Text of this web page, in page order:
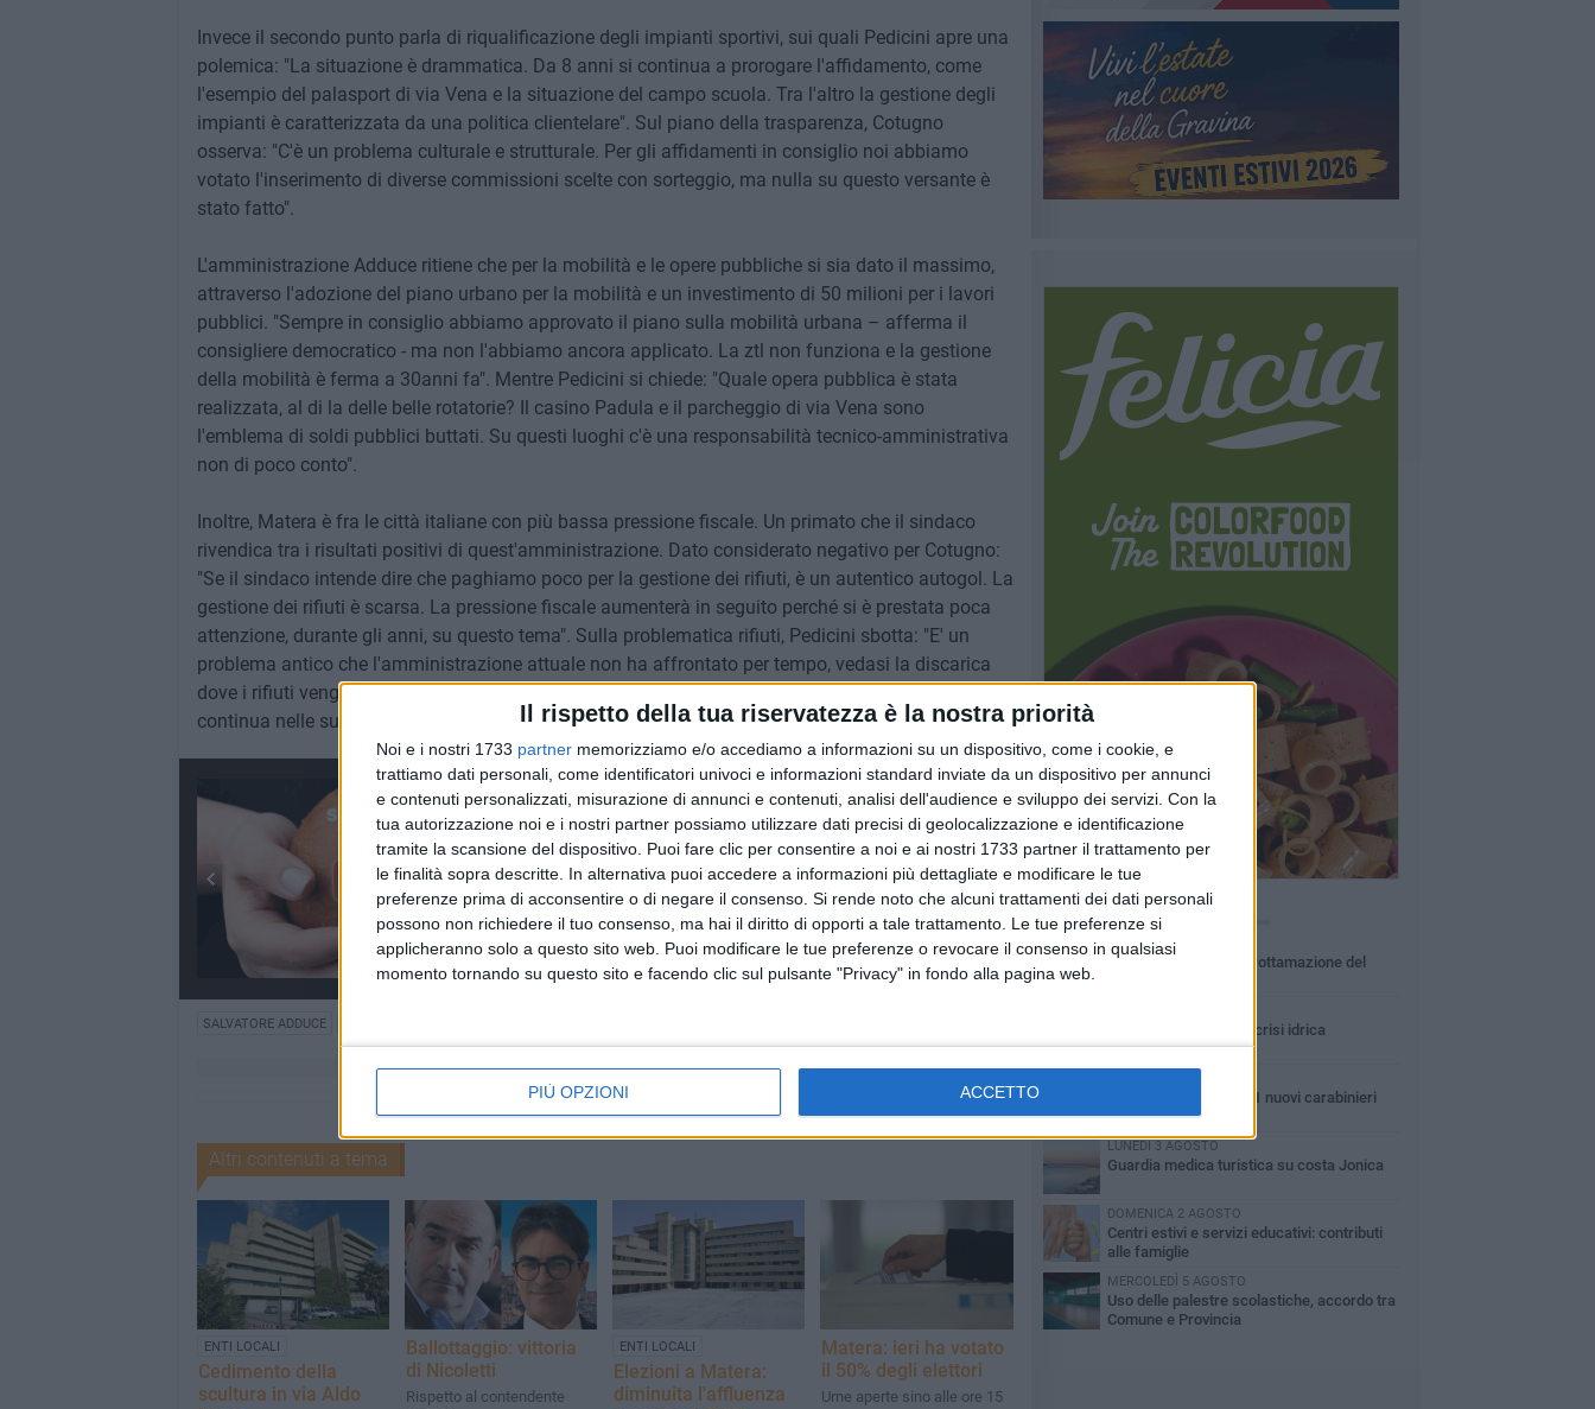
Il rispetto della tua riservatezza è la nostra priorità
Noi e i nostri 1733 partner memorizziamo e/o accediamo a informazioni su un dispositivo, come i cookie, e
trattiamo dati personali, come identificatori univoci e informazioni standard inviate da un dispositivo per annunci
e contenuti personalizzati, misurazione di annunci e contenuti, analisi dell'audience e sviluppo dei servizi. Con la
tua autorizzazione noi e i nostri partner possiamo utilizzare dati precisi di geolocalizzazione e identificazione
tramite la scansione del dispositivo. Puoi fare clic per consentire a noi e ai nostri 1733 partner il trattamento per
le finalità sopra descritte. In alternativa puoi accedere a informazioni più dettagliate e modificare le tue
preferenze prima di acconsentire o di negare il consenso. Si rende noto che alcuni trattamenti dei dati personali
possono non richiedere il tuo consenso, ma hai il diritto di opporti a tale trattamento. Le tue preferenze si
applicheranno solo a questo sito web. Puoi modificare le tue preferenze o revocare il consenso in qualsiasi
momento tornando su questo sito e facendo clic sul pulsante "Privacy" in fondo alla pagina web.
PIÙ OPZIONI ACCETTO
Invece il secondo punto parla di riqualificazione degli impianti sportivi, sui quali Pedicini apre una
polemica: "La situazione è drammatica. Da 8 anni si continua a prorogare l'affidamento, come
l'esempio del palasport di via Vena e la situazione del campo scuola. Tra l'altro la gestione degli
impianti è caratterizzata da una politica clientelare". Sul piano della trasparenza, Cotugno
osserva: "C'è un problema culturale e strutturale. Per gli affidamenti in consiglio noi abbiamo
votato l'inserimento di diverse commissioni scelte con sorteggio, ma nulla su questo versante è
stato fatto".
L'amministrazione Adduce ritiene che per la mobilità e le opere pubbliche si sia dato il massimo,
attraverso l'adozione del piano urbano per la mobilità e un investimento di 50 milioni per i lavori
pubblici. "Sempre in consiglio abbiamo approvato il piano sulla mobilità urbana – afferma il
consigliere democratico - ma non l'abbiamo ancora applicato. La ztl non funziona e la gestione
della mobilità è ferma a 30anni fa". Mentre Pedicini si chiede: "Quale opera pubblica è stata
realizzata, al di la delle belle rotatorie? Il casino Padula e il parcheggio di via Vena sono
l'emblema di soldi pubblici buttati. Su questi luoghi c'è una responsabilità tecnico-amministrativa
non di poco conto".
Inoltre, Matera è fra le città italiane con più bassa pressione fiscale. Un primato che il sindaco
rivendica tra i risultati positivi di quest'amministrazione. Dato considerato negativo per Cotugno:
"Se il sindaco intende dire che paghiamo poco per la gestione dei rifiuti, è un autentico autogol. La
gestione dei rifiuti è scarsa. La pressione fiscale aumenterà in seguito perché si è prestata poca
attenzione, durante gli anni, su questo tema". Sulla problematica rifiuti, Pedicini sbotta: "E' un
problema antico che l'amministrazione attuale non ha affrontato per tempo, vedasi la discarica
dove i rifiuti vengono continuamente abbancati. Per di più, la ditta appaltante per la raccolta rifiuti
continua nelle sue inosservanze, non contestate dalla stessa amministrazione".
SALVATORE ADDUCE
Altri contenuti a tema
ENTI LOCALI
Cedimento della
scultura in via Aldo
Ballottaggio: vittoria
di Nicoletti
Rispetto al contendente
ENTI LOCALI
Elezioni a Matera:
diminuita l'affluenza
Matera: ieri ha votato
il 50% degli elettori
Urne aperte sino alle ore 15
PIÙ LETTI QUESTA SETTIMANA
MARTEDÌ 4 AGOSTO
Basilicata: approvata rottamazione del
Basilicata: passata la crisi idrica
In Basilicata arrivati 61 nuovi carabinieri
LUNEDÌ 3 AGOSTO
Guardia medica turistica su costa Jonica
DOMENICA 2 AGOSTO
Centri estivi e servizi educativi: contributi
alle famiglie
MERCOLEDÌ 5 AGOSTO
Uso delle palestre scolastiche, accordo tra
Comune e Provincia